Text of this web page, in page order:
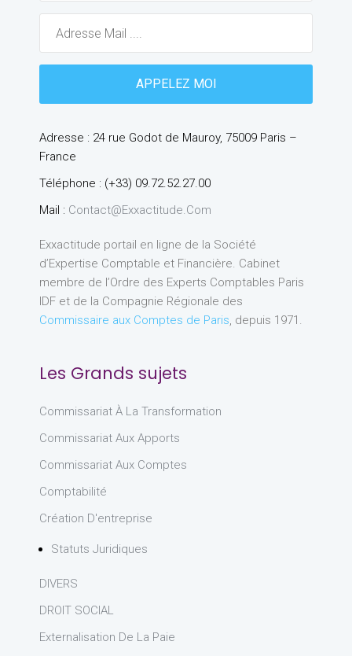
Adresse : 24 rue Godot de Mauroy, 75009 Paris –
France
Téléphone : (+33) 09.72.52.27.00
Mail : Contact@exxactitude.com
Exxactitude portail en ligne de la Société
d’Expertise Comptable et Financière. Cabinet
membre de l’Ordre des Experts Comptables Paris
IDF et de la Compagnie Régionale des
Commissaire aux Comptes de Paris, depuis 1971.
Les Grands sujets
Commissariat À La Transformation
Commissariat Aux Apports
Commissariat Aux Comptes
Comptabilité
Création D'entreprise
Statuts Juridiques
DIVERS
DROIT SOCIAL
Externalisation De La Paie